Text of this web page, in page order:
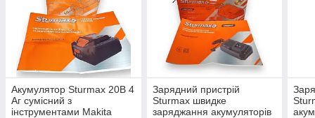
Акумулятор Sturmax 20В 4
Аг сумісний з
інструментами Makita
Зарядний пристрій
Sturmax швидке
заряджання акумуляторів